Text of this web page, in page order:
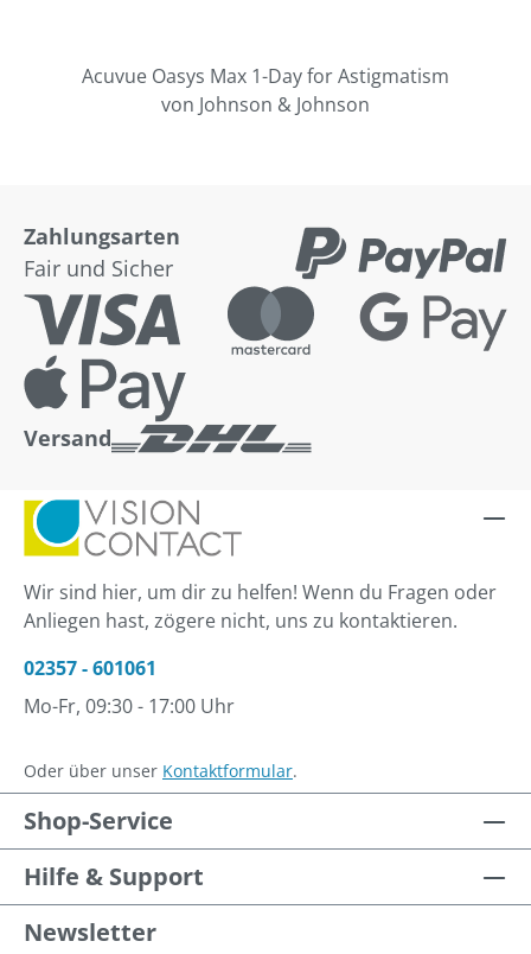
Acuvue Oasys Max 1-Day for Astigmatism
von Johnson & Johnson
Zahlungsarten
Fair und Sicher
Versand
Wir sind hier, um dir zu helfen! Wenn du Fragen oder
Anliegen hast, zögere nicht, uns zu kontaktieren.
02357 - 601061
Mo-Fr, 09:30 - 17:00 Uhr
Oder über unser Kontaktformular.
Shop-Service
Hilfe & Support
Newsletter